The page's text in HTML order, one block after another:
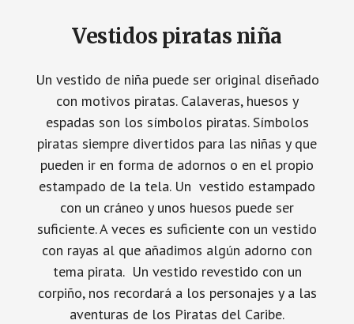
Vestidos piratas niña
Un vestido de niña puede ser original diseñado
con motivos piratas. Calaveras, huesos y
espadas son los símbolos piratas. Símbolos
piratas siempre divertidos para las niñas y que
pueden ir en forma de adornos o en el propio
estampado de la tela. Un vestido estampado
con un cráneo y unos huesos puede ser
suficiente. A veces es suficiente con un vestido
con rayas al que añadimos algún adorno con
tema pirata. Un vestido revestido con un
corpiño, nos recordará a los personajes y a las
aventuras de los Piratas del Caribe.